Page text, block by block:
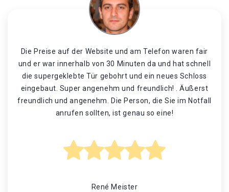
Die Preise auf der Website und am Telefon waren fair
und er war innerhalb von 30 Minuten da und hat schnell
die supergeklebte Tür gebohrt und ein neues Schloss
eingebaut. Super angenehm und freundlich! . Äußerst
freundlich und angenehm. Die Person, die Sie im Notfall
anrufen sollten, ist genau so eine!
René Meister